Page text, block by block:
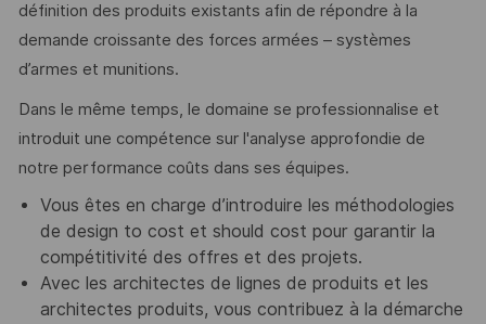
définition des produits existants afin de répondre à la
demande croissante des forces armées – systèmes
d’armes et munitions.
Dans le même temps, le domaine se professionnalise et
introduit une compétence sur l'analyse approfondie de
notre performance coûts dans ses équipes.
Vous êtes en charge d’introduire les méthodologies
de design to cost et should cost pour garantir la
compétitivité des offres et des projets.
Avec les architectes de lignes de produits et les
architectes produits, vous contribuez à la démarche